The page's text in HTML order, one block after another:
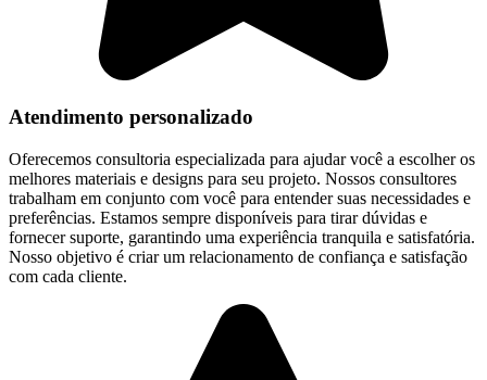
Atendimento personalizado
Oferecemos consultoria especializada para ajudar você a escolher os
melhores materiais e designs para seu projeto. Nossos consultores
trabalham em conjunto com você para entender suas necessidades e
preferências. Estamos sempre disponíveis para tirar dúvidas e
fornecer suporte, garantindo uma experiência tranquila e satisfatória.
Nosso objetivo é criar um relacionamento de confiança e satisfação
com cada cliente.